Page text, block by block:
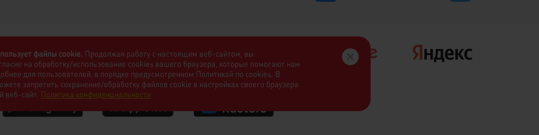
файлы cookie. Продолжая работу с настоящим веб-сайтом, вы
на обработку/использование cookies вашего браузера, которые помогают нам
для пользователей, в порядке предусмотренном Политикой по cookies. В
запретить сохранение/обработку файлов cookie в настройках своего браузера
веб-сайт. Политика конфиденциальности